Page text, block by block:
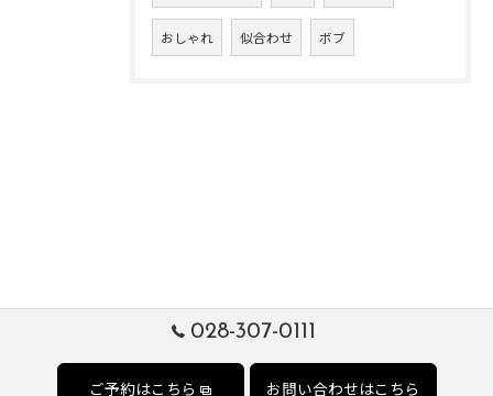
おしゃれ 似合わせ ボブ
028-307-0111
ご予約はこちら お問い合わせはこちら